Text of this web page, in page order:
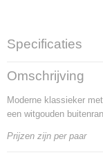
Specificaties
Artikelnummer
C041
Materiaal
witgoud en geelgoud
Goud Karaat
14 Karaat
Omschrijving
Moderne klassieker
een witgouden
Prijzen zijn per paar